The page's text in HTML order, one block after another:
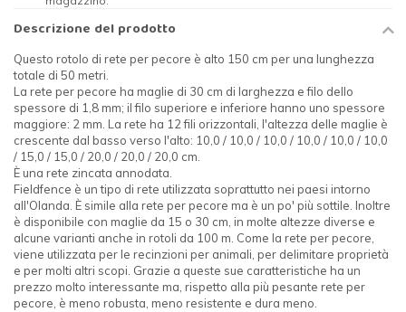
Descrizione del prodotto
Questo rotolo di rete per pecore è alto 150 cm per una lunghezza
totale di 50 metri.
La rete per pecore ha maglie di 30 cm di larghezza e filo dello
spessore di 1,8 mm; il filo superiore e inferiore hanno uno spessore
maggiore: 2 mm. La rete ha 12 fili orizzontali, l'altezza delle maglie è
crescente dal basso verso l'alto: 10,0 / 10,0 / 10,0 / 10,0 / 10,0 / 10,0
/ 15,0 / 15,0 / 20,0 / 20,0 / 20,0 cm.
È una rete zincata annodata.
Fieldfence è un tipo di rete utilizzata soprattutto nei paesi intorno
all'Olanda. È simile alla rete per pecore ma è un po' più sottile. Inoltre
è disponibile con maglie da 15 o 30 cm, in molte altezze diverse e
alcune varianti anche in rotoli da 100 m. Come la rete per pecore,
viene utilizzata per le recinzioni per animali, per delimitare proprietà
e per molti altri scopi. Grazie a queste sue caratteristiche ha un
prezzo molto interessante ma, rispetto alla più pesante rete per
pecore, è meno robusta, meno resistente e dura meno.